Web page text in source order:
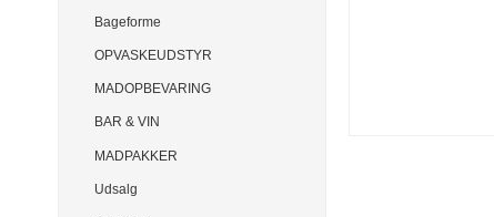
Bageforme
OPVASKEUDSTYR
MADOPBEVARING
BAR & VIN
MADPAKKER
Udsalg